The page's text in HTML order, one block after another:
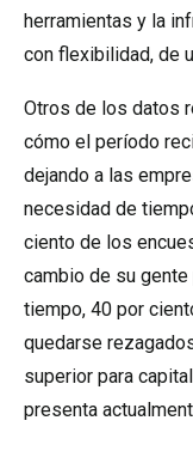
herramientas y la
con flexibilidad, de
Otros de los datos
cómo el período
dejando a las
necesidad de
ciento de los
cambio de su
tiempo, 40 por
quedarse
superior para
presenta